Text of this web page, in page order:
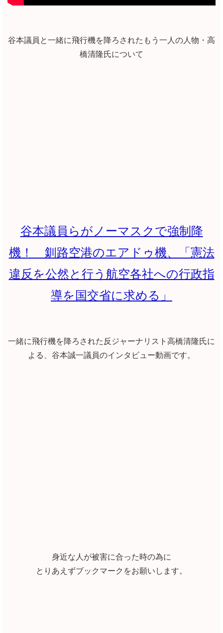
谷本議員と一緒に飛行機を降ろされたもう一人の人物・高
橋清隆氏について
谷本議員らがノーマスクで強制降
機！ 釧路空港のエアドゥ機、「憲法
違反を公然と行う航空各社への行政指
導を国交省に求める」
一緒に飛行機を降ろされた反ジャーナリスト高橋清隆氏に
よる、谷本誠一議員のインタビュー動画です。
身近な人が被害に合った時の為に
とりあえずブックマークをお願いします。